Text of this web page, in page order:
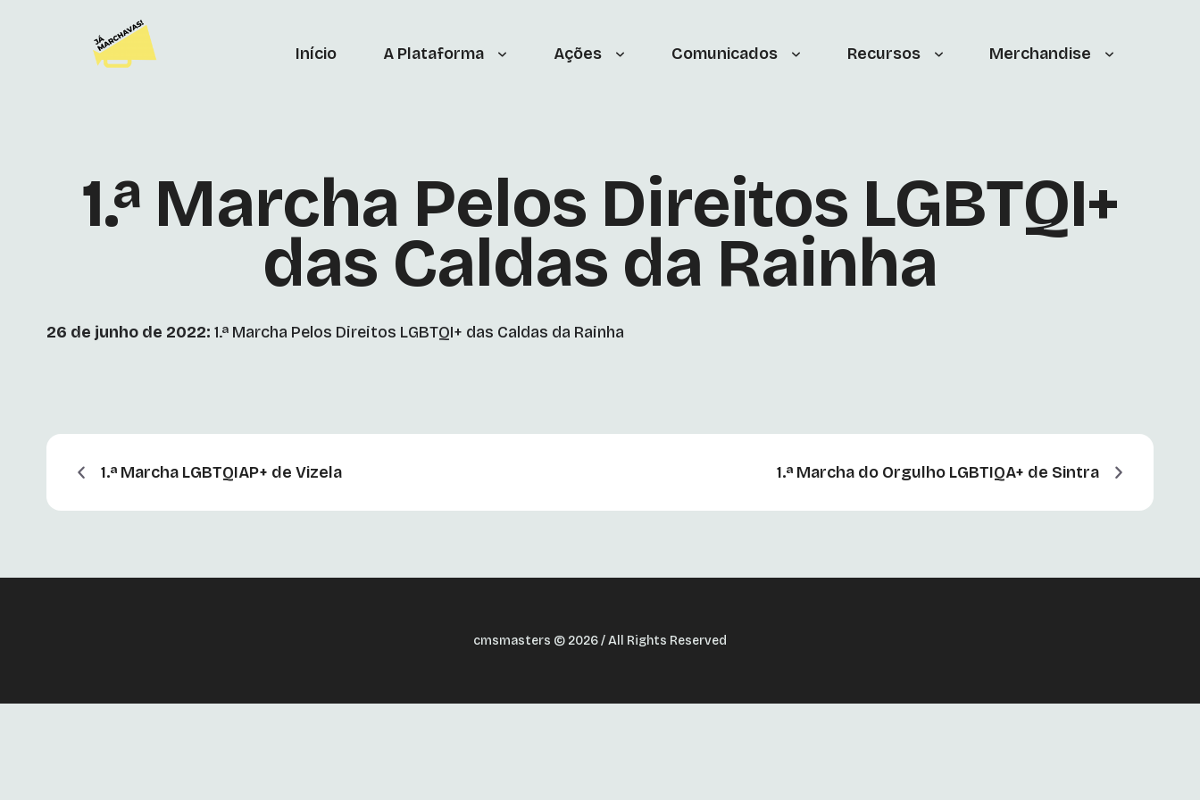
Início A Plataforma Ações Comunicados Recursos Merchandise
1.ª Marcha Pelos Direitos LGBTQI+
das Caldas da Rainha
26 de junho de 2022: 1.ª Marcha Pelos Direitos LGBTQI+ das Caldas da Rainha
1.ª Marcha LGBTQIAP+ de Vizela 1.ª Marcha do Orgulho LGBTIQA+ de Sintra
cmsmasters © 2026 / All Rights Reserved